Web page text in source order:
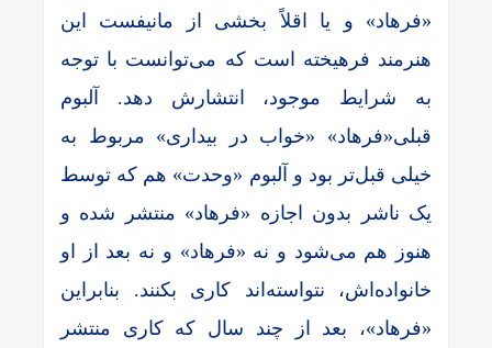
«فرهاد» و یا اقلاً بخشی از مانیفست این
هنرمند فرهیخته است که می‌توانست با توجه
به شرایط موجود، انتشارش دهد. آلبوم
قبلی«فرهاد» «خواب در بیداری» مربوط به
خیلی قبل‌تر بود و آلبوم «وحدت» هم که توسط
یک ناشر بدون اجازه «فرهاد» منتشر شده و
هنوز هم می‌شود و نه «فرهاد» و نه بعد از او
خانواده‌اش، نتواسته‌اند کاری بکنند. بنابراین
«فرهاد»، بعد از چند سال که کاری منتشر